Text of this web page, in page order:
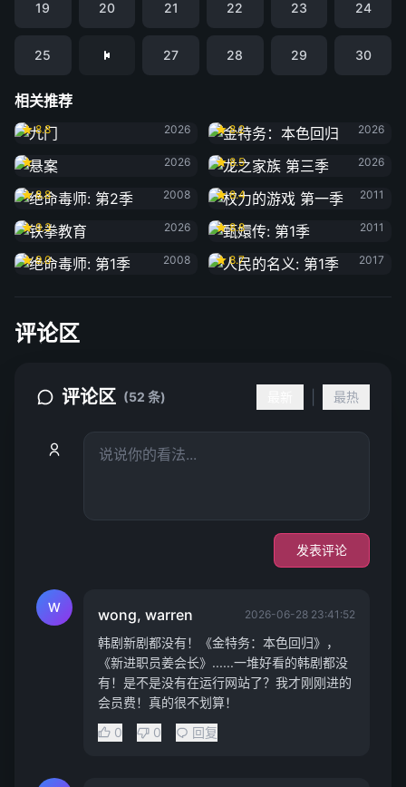
19 20 21 22 23 24
25 27 28 29 30
相关推荐
九门
8.8
2026
8.2
2026
悬案
2026
龙之家族 第三季
8.5
2026
绝命毒师: 第2季
8.8
2008
权力的游戏 第一季
8.4
2011
铁拳教育
9.3
2026
甄嬛传: 第1季
8.8
2011
绝命毒师: 第1季
9.0
2008
人民的名义: 第1季
8.7
2017
评论区
评论区 (52 条) 最热
发表评论
W wong, warren 2026-06-28 23:41:52
韩剧新剧都没有！《金特务：本色回归》，
《新进职员姜会长》......一堆好看的韩剧都没
有！是不是没有在运行网站了？我才刚刚进的
会员费！真的很不划算！
0
0 回复